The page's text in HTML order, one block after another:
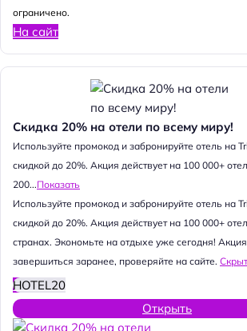
ограничено.
На сайт
Скидка 20% на отели по всему миру!
Используйте промокод и забронируйте отель на
скидкой до 20%. Акция действует на 100 000+
200...Показать
Используйте промокод и забронируйте отель на
скидкой до 20%. Акция действует на 100 000+
странах. Экономьте на отдыхе уже сегодня!
завершиться заранее, проверяйте на сайте.
HOTEL20
Открыть